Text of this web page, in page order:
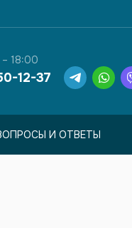
12-37
18:00
И ОТВЕТЫ